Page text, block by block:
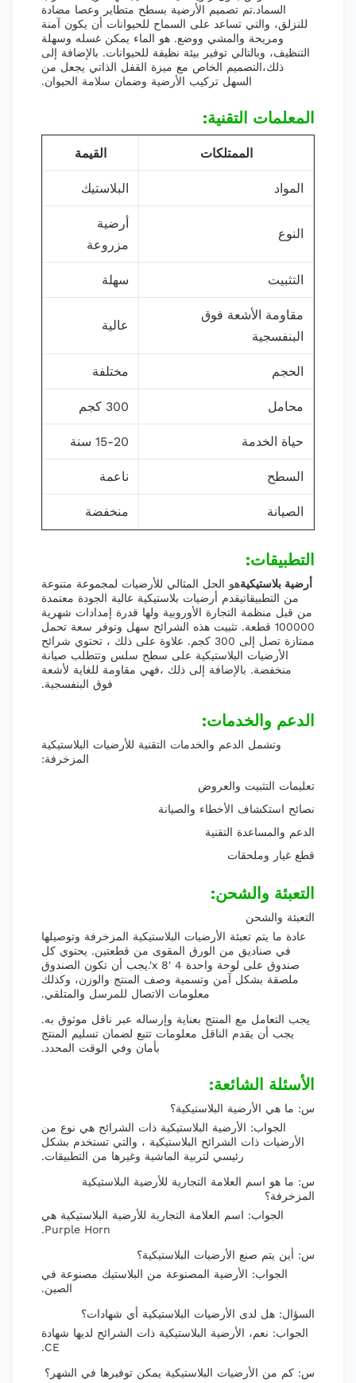
السماد.تم تصميم الأرضية بسطح متطاير وعصا مضادة
للنزلق، والتي تساعد على السماح للحيوانات أن يكون آمنة
ومريحة والمشي ووضع. هو الماء يمكن غسله وسهلة
التنظيف، وبالتالي توفير بيئة نظيفة للحيوانات. بالإضافة إلى
ذلك،التصميم الخاص مع ميزة القفل الذاتي يجعل من
السهل تركيب الأرضية وضمان سلامة الحيوان.
المعلمات التقنية:
الممتلكات القيمة
المواد البلاستيك
النوع
أرضية
مزروعة
التثبيت سهلة
مقاومة الأشعة فوق
البنفسجية
عالية
الحجم مختلفة
محامل 300 كجم
حياة الخدمة 15-20 سنة
السطح ناعمة
الصيانة منخفضة
التطبيقات:
أرضية بلاستيكيةهو الحل المثالي للأرضيات لمجموعة متنوعة
من التطبيقاتيقدم أرضيات بلاستيكية عالية الجودة معتمدة
من قبل منظمة التجارة الأوروبية ولها قدرة إمدادات شهرية
100000 قطعة. تثبيت هذه الشرائح سهل وتوفر سعة تحمل
ممتازة تصل إلى 300 كجم. علاوة على ذلك ، تحتوي شرائح
الأرضيات البلاستيكية على سطح سلس وتتطلب صيانة
منخفضة. بالإضافة إلى ذلك ،فهي مقاومة للغاية لأشعة
فوق البنفسجية.
الدعم والخدمات:
وتشمل الدعم والخدمات التقنية للأرضيات البلاستيكية
المزخرفة:
تعليمات التثبيت والعروض
نصائح استكشاف الأخطاء والصيانة
الدعم والمساعدة التقنية
قطع غيار وملحقات
التعبئة والشحن:
التعبئة والشحن
عادة ما يتم تعبئة الأرضيات البلاستيكية المزخرفة وتوصيلها
في صناديق من الورق المقوى من قطعتين. يحتوي كل
صندوق على لوحة واحدة 4 'x 8'.يجب أن تكون الصندوق
ملصقة بشكل آمن وتسمية وصف المنتج والوزن، وكذلك
معلومات الاتصال للمرسل والمتلقي.
يجب التعامل مع المنتج بعناية وإرساله عبر ناقل موثوق به.
يجب أن يقدم الناقل معلومات تتبع لضمان تسليم المنتج
بأمان وفي الوقت المحدد.
الأسئلة الشائعة:
س: ما هي الأرضية البلاستيكية؟
الجواب: الأرضية البلاستيكية ذات الشرائح هي نوع من
الأرضيات ذات الشرائح البلاستيكية ، والتي تستخدم بشكل
رئيسي لتربية الماشية وغيرها من التطبيقات.
س: ما هو اسم العلامة التجارية للأرضية البلاستيكية
المزخرفة؟
الجواب: اسم العلامة التجارية للأرضية البلاستيكية هي
Purple Horn.
س: أين يتم صنع الأرضيات البلاستيكية؟
الجواب: الأرضية المصنوعة من البلاستيك مصنوعة في
الصين.
السؤال: هل لدى الأرضيات البلاستيكية أي شهادات؟
الجواب: نعم، الأرضية البلاستيكية ذات الشرائح لديها شهادة
CE.
س: كم من الأرضيات البلاستيكية يمكن توفيرها في الشهر؟